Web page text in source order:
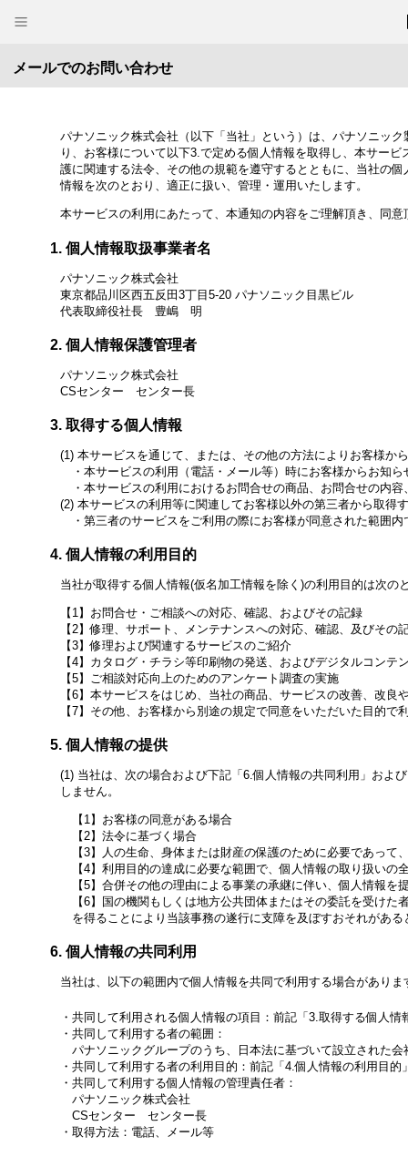
メールでのお問い合わせ
パナソニック株式会社（以下「当社」という）は、パナソニッ
り、お客様について以下3.で定める個人情報を取得し、本サー
護に関連する法令、その他の規範を遵守するとともに、当社の
情報を次のとおり、適正に扱い、管理・運用いたします。
本サービスの利用にあたって、本通知の内容をご理解頂き、同
個人情報取扱事業者名
パナソニック株式会社
東京都品川区西五反田3丁目5-20 パナソニック目黒ビル
代表取締役社長 豊嶋 明
個人情報保護管理者
パナソニック株式会社
CSセンター センター長
取得する個人情報
本サービスを通じて、または、その他の方法によりお客様か
本サービスの利用（電話・メール等）時にお客様からお知
本サービスの利用におけるお問合せの商品、お問合せの内
本サービスの利用等に関連してお客様以外の第三者から取得
第三者のサービスをご利用の際にお客様が同意された範囲
個人情報の利用目的
当社が取得する個人情報(仮名加工情報を除く)の利用目的は次の
お問合せ・ご相談への対応、確認、およびその記録
修理、サポート、メンテナンスへの対応、確認、及びその
修理および関連するサービスのご紹介
カタログ・チラシ等印刷物の発送、およびデジタルコンテ
ご相談対応向上のためのアンケート調査の実施
本サービスをはじめ、当社の商品、サービスの改善、改良
その他、お客様から別途の規定で同意をいただいた目的で
個人情報の提供
当社は、次の場合および下記「6.個人情報の共同利用」およ
しません。
お客様の同意がある場合
法令に基づく場合
人の生命、身体または財産の保護のために必要であって
利用目的の達成に必要な範囲で、個人情報の取り扱いの
合併その他の理由による事業の承継に伴い、個人情報を
国の機関もしくは地方公共団体またはその委託を受けた
を得ることにより当該事務の遂行に支障を及ぼすおそれがある
個人情報の共同利用
当社は、以下の範囲内で個人情報を共同で利用する場合がありま
共同して利用される個人情報の項目：前記「3.取得する個人情
共同して利用する者の範囲：
パナソニックグループのうち、日本法に基づいて設立された会
共同して利用する者の利用目的：前記「4.個人情報の利用目
共同して利用する個人情報の管理責任者：
パナソニック株式会社
CSセンター センター長
取得方法：電話、メール等